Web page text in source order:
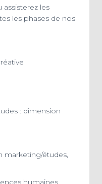
les
les phases de nos
: dimension
marketing/études,
humaines